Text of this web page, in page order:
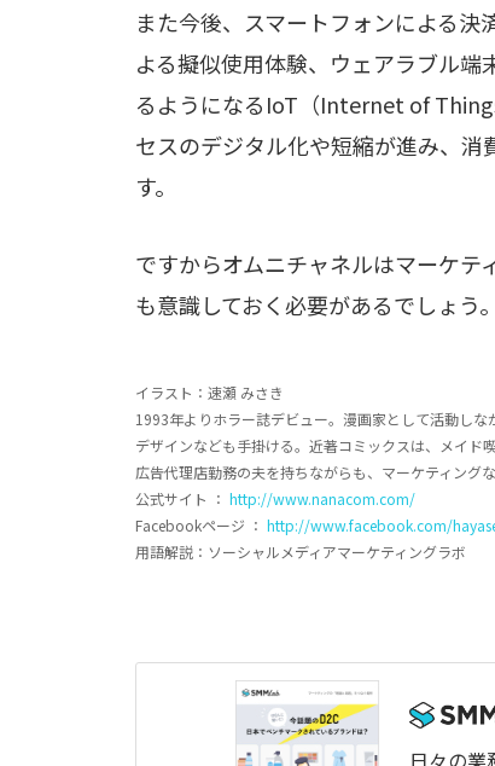
また今後、スマートフォンによる
よる擬似使用体験、ウェアラブル
るようになるIoT（Internet of
セスのデジタル化や短縮が進み、
す。
ですからオムニチャネルはマーケテ
も意識しておく必要があるでしょう。
イラスト：速瀬 みさき
1993年よりホラー誌デビュー。漫画家として活動しな
デザインなども手掛ける。近著コミックスは、メイド
広告代理店勤務の夫を持ちながらも、マーケティング
公式サイト ： http://www.nanacom.com/
Facebookページ ： http://www.facebook.com/
用語解説：ソーシャルメディアマーケティングラボ
日々の業